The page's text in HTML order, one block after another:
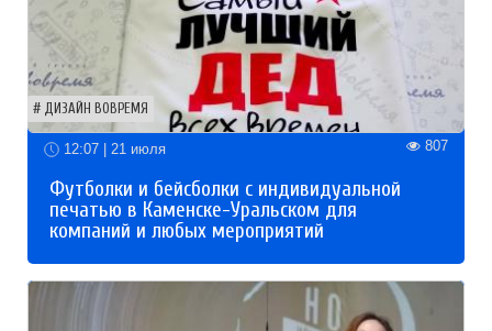
ДИЗАЙН ВОВРЕМЯ
12:07 | 21 июля 807
Футболки и бейсболки с индивидуальной
печатью в Каменске-Уральском для
компаний и любых мероприятий